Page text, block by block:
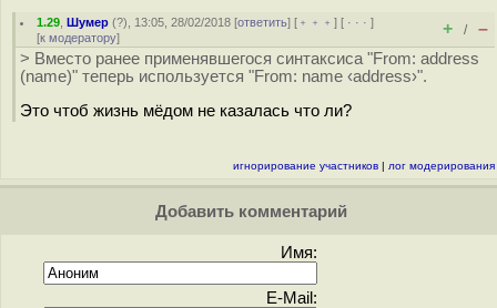
1.29 ,Шумер (?), 13:05, 28/02/2018 [ответить] [ ﹢﹢﹢] [ · · ·]
[к модератору] + / –
> Вместо ранее применявшегося синтаксиса "From: address
(name)" теперь используется "From: name ‹address›".
Это чтоб жизнь мёдом не казалась что ли?
игнорирование участников | лог модерирования
Добавить комментарий
Имя:
E-Mail: